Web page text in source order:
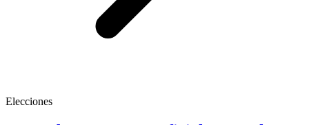
Elecciones